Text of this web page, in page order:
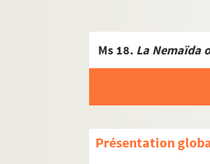
Ms 18. La Nemaïda
Présentation